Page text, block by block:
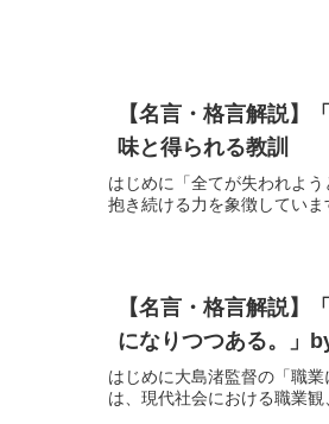
【名言・格言解説
味と得られる教訓
はじめに「全てが失われよ
抱き続ける力を象徴してい
【名言・格言解説】
になりつつある。」
はじめに大島渚監督の「職
は、現代社会における職業